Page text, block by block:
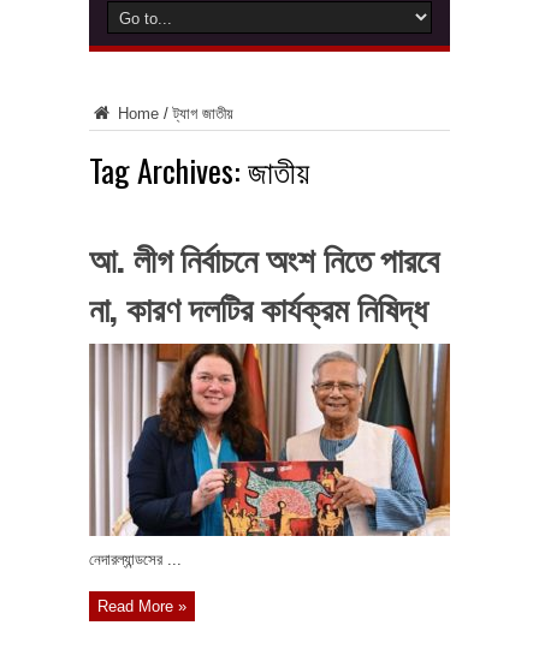
Home / ট্যাগ জাতীয়
Tag Archives:জাতীয়
আ. লীগ নির্বাচনে অংশ নিতে পারবে
না, কারণ দলটির কার্যক্রম নিষিদ্ধ
নেদারল্যান্ডসের ...
Read More »